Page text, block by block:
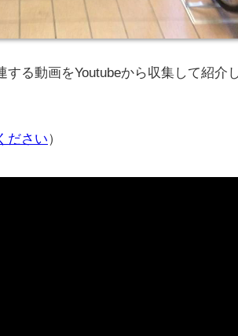
る動画をYoutubeから収集して紹介
ださい）